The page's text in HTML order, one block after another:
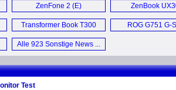
ZenFone 2 (E)
ZenBook
Ultrabook
Transformer Book T300
Chi (E)
ROG G751 G-
Alle 923 Sonstige News ...
Test